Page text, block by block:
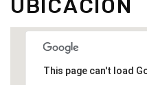
UBICACIÓN
This page can't load